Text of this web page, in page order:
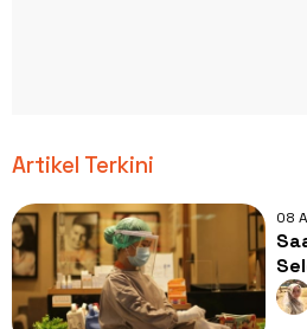
Artikel Terkini
08